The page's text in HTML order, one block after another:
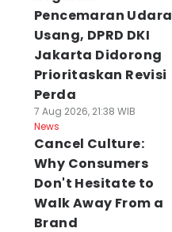
Pencemaran Udara
Usang, DPRD DKI
Jakarta Didorong
Prioritaskan Revisi
Perda
7 Aug 2026, 21:38 WIB
News
Cancel Culture:
Why Consumers
Don't Hesitate to
Walk Away From a
Brand